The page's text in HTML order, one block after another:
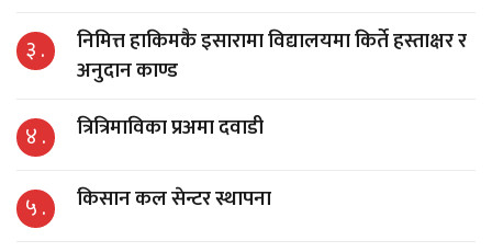
३ .
निमित्त हाकिमकै इसारामा विद्यालयमा किर्ते हस्ताक्षर र
अनुदान काण्ड
४ . त्रित्रिमाविका प्रअमा दवाडी
५ . किसान कल सेन्टर स्थापना